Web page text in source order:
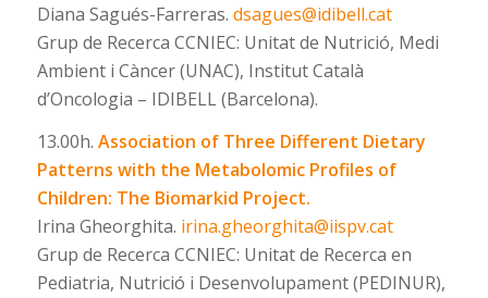
Diana Sagués-Farreras. dsagues@idibell.cat
Grup de Recerca CCNIEC: Unitat de Nutrició, Medi
Ambient i Càncer (UNAC), Institut Català
d’Oncologia – IDIBELL (Barcelona).
13.00h. Association of Three Different Dietary
Patterns with the Metabolomic Profiles of
Children: The Biomarkid Project.
Irina Gheorghita. irina.gheorghita@iispv.cat
Grup de Recerca CCNIEC: Unitat de Recerca en
Pediatria, Nutrició i Desenvolupament (PEDINUR),